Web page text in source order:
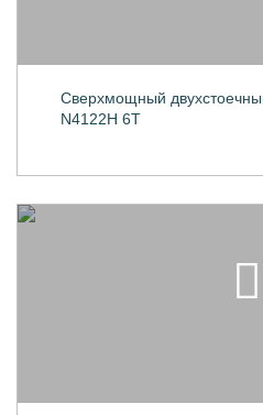
Сверхмощный
N4122H 6T